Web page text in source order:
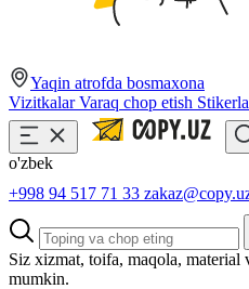
Yaqin atrofda bosmaxona
VizitkalarVaraq chop etish
o'zbek
+998 94 517 71 33
Siz xizmat, toifa, maqola,
mumkin.